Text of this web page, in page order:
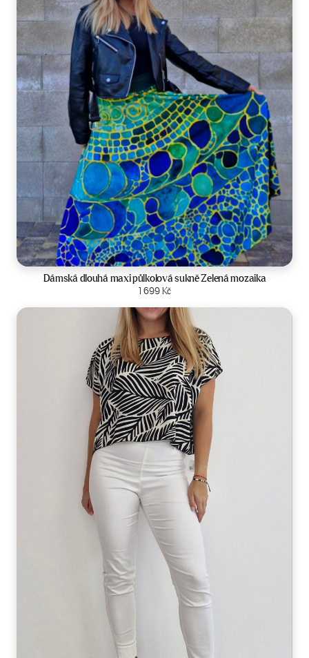
Velikost:34-42
Dámská dlouhá maxi půlkolová sukně Zelená mozaika
1 699Kč
Zobrazit produkt